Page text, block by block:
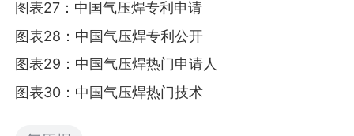
图表27：中国气压焊专利申请
图表28：中国气压焊专利公开
图表29：中国气压焊热门申请人
图表30：中国气压焊热门技术